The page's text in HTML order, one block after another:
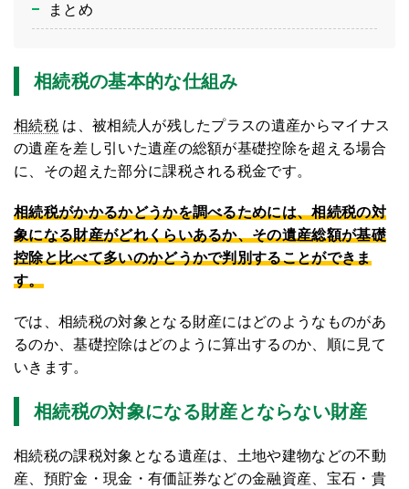
まとめ
相続税の基本的な仕組み
相続税は、被相続人が残したプラスの遺産からマイナス
の遺産を差し引いた遺産の総額が基礎控除を超える場合
に、その超えた部分に課税される税金です。
相続税がかかるかどうかを調べるためには、相続税の対
象になる財産がどれくらいあるか、その遺産総額が基礎
控除と比べて多いのかどうかで判別することができま
す。
では、相続税の対象となる財産にはどのようなものがあ
るのか、基礎控除はどのように算出するのか、順に見て
いきます。
相続税の対象になる財産とならない財産
相続税の課税対象となる遺産は、土地や建物などの不動
産、預貯金・現金・有価証券などの金融資産、宝石・貴